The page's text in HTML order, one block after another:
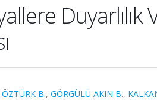
Duyarlılık
B., GÖRGÜLÜ AKIN B.,